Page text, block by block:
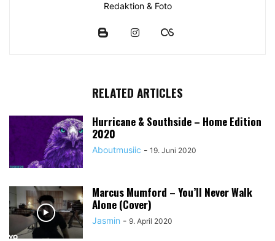
Redaktion & Foto
RELATED ARTICLES
Hurricane & Southside – Home Edition
2020
Aboutmusiic - 19. Juni 2020
Marcus Mumford – You’ll Never Walk
Alone (Cover)
Jasmin - 9. April 2020